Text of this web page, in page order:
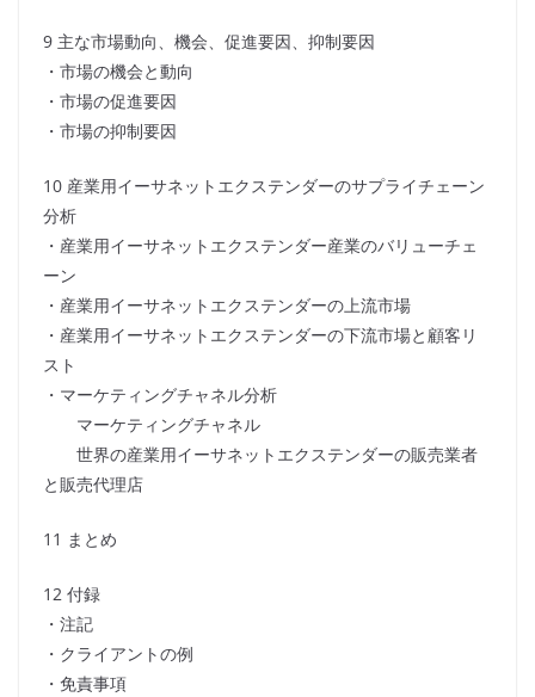
9 主な市場動向、機会、促進要因、抑制要因
・市場の機会と動向
・市場の促進要因
・市場の抑制要因
10 産業用イーサネットエクステンダーのサプライチェーン
分析
・産業用イーサネットエクステンダー産業のバリューチェ
ーン
・産業用イーサネットエクステンダーの上流市場
・産業用イーサネットエクステンダーの下流市場と顧客リ
スト
・マーケティングチャネル分析
マーケティングチャネル
世界の産業用イーサネットエクステンダーの販売業者
と販売代理店
11 まとめ
12 付録
・注記
・クライアントの例
・免責事項